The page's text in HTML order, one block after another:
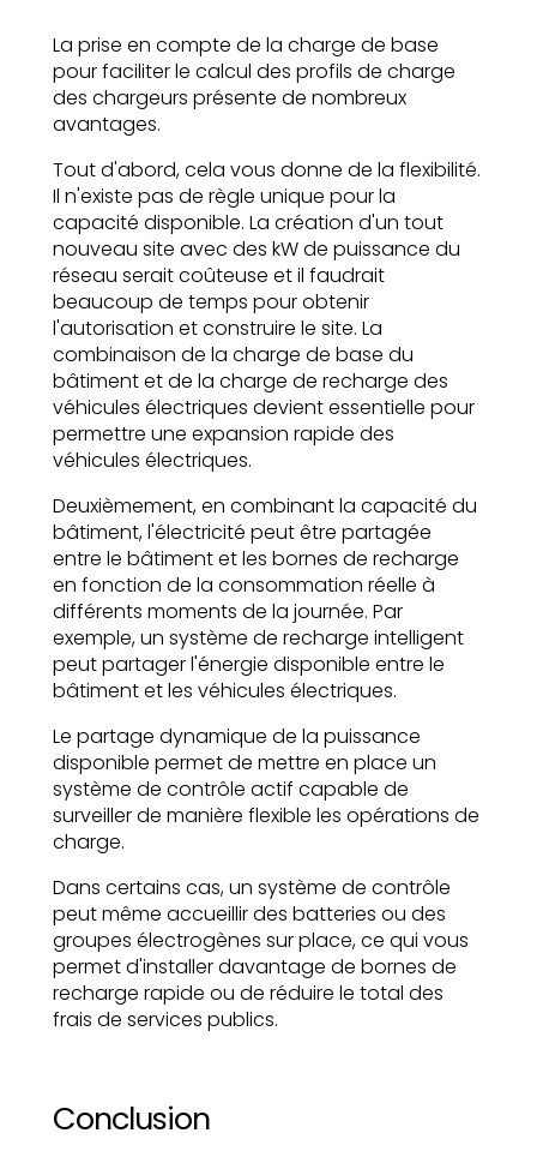
La prise en compte de la charge de base
pour faciliter le calcul des profils de charge
des chargeurs présente de nombreux
avantages.
Tout d'abord, cela vous donne de la flexibilité.
Il n'existe pas de règle unique pour la
capacité disponible. La création d'un tout
nouveau site avec des kW de puissance du
réseau serait coûteuse et il faudrait
beaucoup de temps pour obtenir
l'autorisation et construire le site. La
combinaison de la charge de base du
bâtiment et de la charge de recharge des
véhicules électriques devient essentielle pour
permettre une expansion rapide des
véhicules électriques.
Deuxièmement, en combinant la capacité du
bâtiment, l'électricité peut être partagée
entre le bâtiment et les bornes de recharge
en fonction de la consommation réelle à
différents moments de la journée. Par
exemple, un système de recharge intelligent
peut partager l'énergie disponible entre le
bâtiment et les véhicules électriques.
Le partage dynamique de la puissance
disponible permet de mettre en place un
système de contrôle actif capable de
surveiller de manière flexible les opérations de
charge.
Dans certains cas, un système de contrôle
peut même accueillir des batteries ou des
groupes électrogènes sur place, ce qui vous
permet d'installer davantage de bornes de
recharge rapide ou de réduire le total des
frais de services publics.
Conclusion